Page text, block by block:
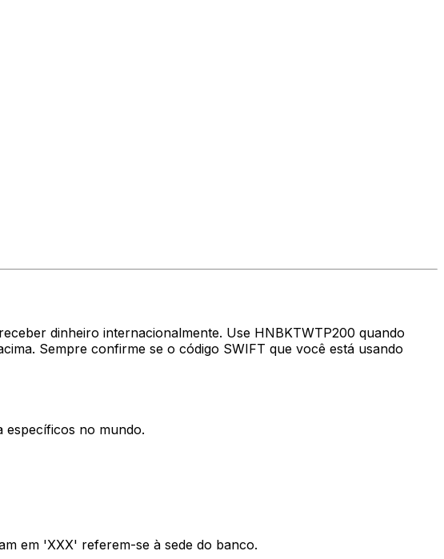
dinheiro internacionalmente. Use HNBKTWTP200 quando
Sempre confirme se o código SWIFT que você está usando
específicos no mundo.
em 'XXX' referem-se à sede do banco.